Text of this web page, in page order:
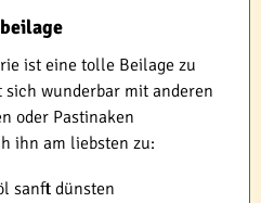
ist eine tolle Beilage zu
wunderbar mit anderen
oder Pastinaken
ihn am liebsten zu:
sanft dünsten